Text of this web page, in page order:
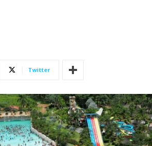
Twitter